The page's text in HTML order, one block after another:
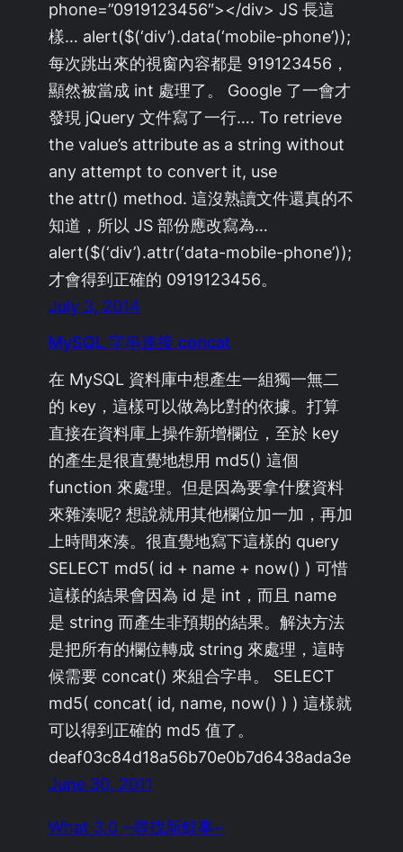
phone=”0919123456″></div> JS 長這
樣… alert($(‘div’).data(‘mobile-phone’));
每次跳出來的視窗內容都是 919123456，
顯然被當成 int 處理了。 Google 了一會才
發現 jQuery 文件寫了一行…. To retrieve
the value’s attribute as a string without
any attempt to convert it, use
the attr() method. 這沒熟讀文件還真的不
知道，所以 JS 部份應改寫為…
alert($(‘div’).attr(‘data-mobile-phone’));
才會得到正確的 0919123456。
July 3, 2014
MySQL 字串連接 concat
在 MySQL 資料庫中想產生一組獨一無二
的 key，這樣可以做為比對的依據。打算
直接在資料庫上操作新增欄位，至於 key
的產生是很直覺地想用 md5() 這個
function 來處理。但是因為要拿什麼資料
來雜湊呢? 想說就用其他欄位加一加，再加
上時間來湊。很直覺地寫下這樣的 query
SELECT md5( id + name + now() ) 可惜
這樣的結果會因為 id 是 int，而且 name
是 string 而產生非預期的結果。解決方法
是把所有的欄位轉成 string 來處理，這時
候需要 concat() 來組合字串。 SELECT
md5( concat( id, name, now() ) ) 這樣就
可以得到正確的 md5 值了。
deaf03c84d18a56b70e0b7d6438ada3e
June 30, 2011
What 3.0 ~尋找新鮮事~